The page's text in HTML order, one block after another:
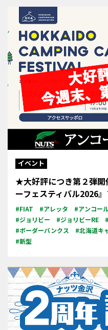
イベント
★大好評につき第２弾
ーフェスティバル2026
#FIAT #アレッタ #アンコー
#ジョリビー
#ジョリビーRE
#ボーダーバンクス
#北海道キ
#新型